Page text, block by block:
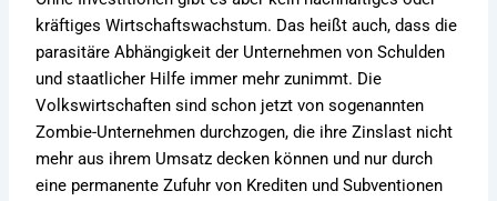
kräftiges Wirtschaftswachstum. Das heißt auch, dass die
parasitäre Abhängigkeit der Unternehmen von Schulden
und staatlicher Hilfe immer mehr zunimmt. Die
Volkswirtschaften sind schon jetzt von sogenannten
Zombie-Unternehmen durchzogen, die ihre Zinslast nicht
mehr aus ihrem Umsatz decken können und nur durch
eine permanente Zufuhr von Krediten und Subventionen